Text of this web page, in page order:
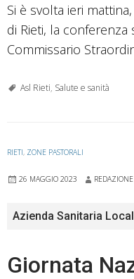
Si è svolta ieri
di Rieti, la
Commissario
Asl Rieti, Salute e sanità
RIETI, ZONE PASTORALI
26 MAGGIO 2023 REDAZIONE
Azienda Sanitaria
Giornata